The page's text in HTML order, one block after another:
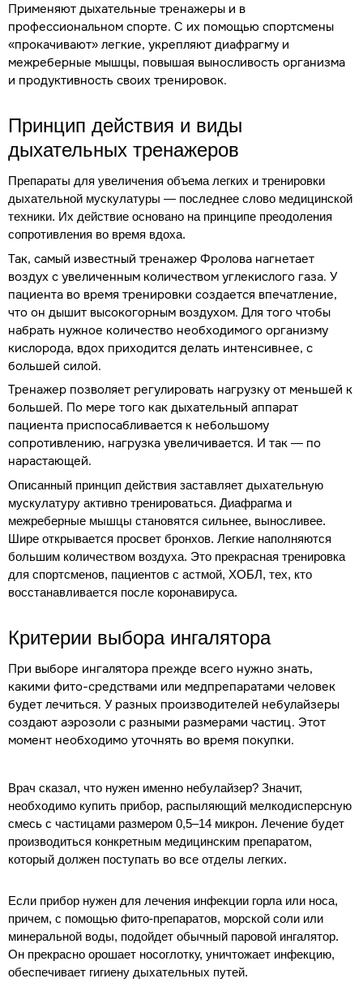
Применяют дыхательные тренажеры и в
профессиональном спорте. С их помощью спортсмены
«прокачивают» легкие, укрепляют диафрагму и
межреберные мышцы, повышая выносливость организма
и продуктивность своих тренировок.
Принцип действия и виды
дыхательных тренажеров
Препараты для увеличения объема легких и тренировки
дыхательной мускулатуры — последнее слово медицинской
техники. Их действие основано на принципе преодоления
сопротивления во время вдоха.
Так, самый известный тренажер Фролова нагнетает
воздух с увеличенным количеством углекислого газа. У
пациента во время тренировки создается впечатление,
что он дышит высокогорным воздухом. Для того чтобы
набрать нужное количество необходимого организму
кислорода, вдох приходится делать интенсивнее, с
большей силой.
Тренажер позволяет регулировать нагрузку от меньшей к
большей. По мере того как дыхательный аппарат
пациента приспосабливается к небольшому
сопротивлению, нагрузка увеличивается. И так — по
нарастающей.
Описанный принцип действия заставляет дыхательную
мускулатуру активно тренироваться. Диафрагма и
межреберные мышцы становятся сильнее, выносливее.
Шире открывается просвет бронхов. Легкие наполняются
большим количеством воздуха. Это прекрасная тренировка
для спортсменов, пациентов с астмой, ХОБЛ, тех, кто
восстанавливается после коронавируса.
Критерии выбора ингалятора
При выборе ингалятора прежде всего нужно знать,
какими фито-средствами или медпрепаратами человек
будет лечиться. У разных производителей небулайзеры
создают аэрозоли с разными размерами частиц. Этот
момент необходимо уточнять во время покупки.
Врач сказал, что нужен именно небулайзер? Значит,
необходимо купить прибор, распыляющий мелкодисперсную
смесь с частицами размером 0,5–14 микрон. Лечение будет
производиться конкретным медицинским препаратом,
который должен поступать во все отделы легких.
Если прибор нужен для лечения инфекции горла или носа,
причем, с помощью фито-препаратов, морской соли или
минеральной воды, подойдет обычный паровой ингалятор.
Он прекрасно орошает носоглотку, уничтожает инфекцию,
обеспечивает гигиену дыхательных путей.